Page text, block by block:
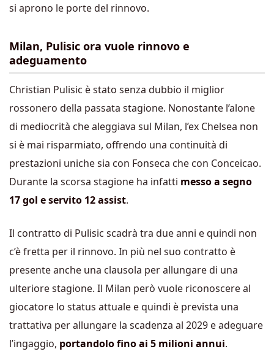
si aprono le porte del rinnovo.
Milan, Pulisic ora vuole rinnovo e
adeguamento
Christian Pulisic è stato senza dubbio il miglior
rossonero della passata stagione. Nonostante l’alone
di mediocrità che aleggiava sul Milan, l’ex Chelsea non
si è mai risparmiato, offrendo una continuità di
prestazioni uniche sia con Fonseca che con Conceicao.
Durante la scorsa stagione ha infatti messo a segno
17 gol e servito 12 assist.
Il contratto di Pulisic scadrà tra due anni e quindi non
c’è fretta per il rinnovo. In più nel suo contratto è
presente anche una clausola per allungare di una
ulteriore stagione. Il Milan però vuole riconoscere al
giocatore lo status attuale e quindi è prevista una
trattativa per allungare la scadenza al 2029 e adeguare
l’ingaggio, portandolo fino ai 5 milioni annui.